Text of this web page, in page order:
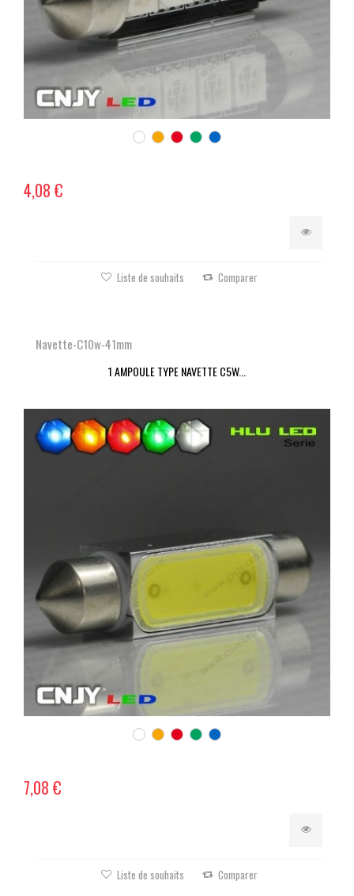
4,08 €
Liste de souhaits Comparer
Navette-C10w-41mm
1 AMPOULE TYPE NAVETTE C5W...
7,08 €
Liste de souhaits Comparer